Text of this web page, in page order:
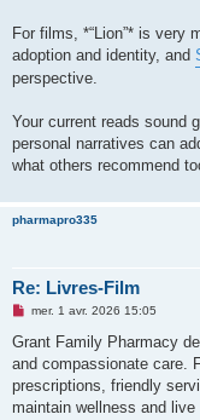
For films, *“Lion”* is very
adoption and identity, and
perspective.
Your current reads sound
personal narratives can
what others recommend
pharmapro335
Re: Livres-Film
M
s
a
g
n
mer. 1 avr. 2026 15:05
Grant Family Pharmacy
and compassionate care.
prescriptions, friendly
maintain wellness and